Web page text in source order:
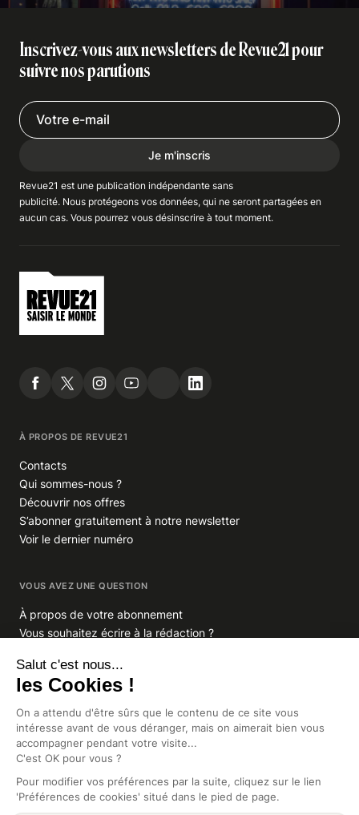
Inscrivez-vous aux newsletters de Revue21 pour
suivre nos parutions
Je m'inscris
Revue21 est une publication indépendante sans
publicité. Nous protégeons vos données, qui ne seront partagées en
aucun cas. Vous pourrez vous désinscrire à tout moment.
À PROPOS DE REVUE21
Contacts
Qui sommes-nous ?
Découvrir nos offres
S’abonner gratuitement à notre newsletter
Voir le dernier numéro
VOUS AVEZ UNE QUESTION
À propos de votre abonnement
Vous souhaitez écrire à la rédaction ?
GROUPE INDIGO PUBLICATIONS
En savoir plus sur Indigo Publications
La Lettre
Glitz.paris
Africa Intelligence
Intelligence Online